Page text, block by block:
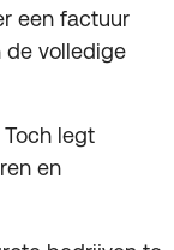
een factuur
de volledige
legt
en